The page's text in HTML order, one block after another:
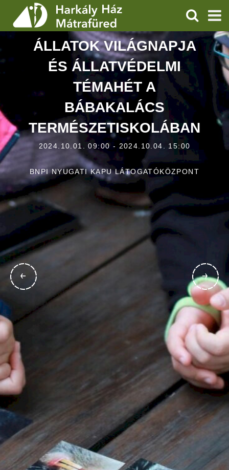
SZOLGÁLTATÁSOK
PROGRAMOK
HÍREK
RÓLUNK
ÁRAK, NYITVATARTÁS
KERESÉS
ÁLLATOK VILÁGNAPJA
ÉS ÁLLATVÉDELMI
TÉMAHÉT A
BÁBAKALÁCS
TERMÉSZETISKOLÁBAN
2024.10.01. 09:00 - 2024.10.04. 15:00
BNPI NYUGATI KAPU LÁTOGATÓKÖZPONT